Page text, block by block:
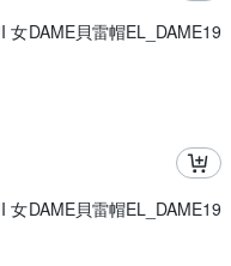
女DAME貝雷帽EL_DAME19
女DAME貝雷帽EL_DAME19